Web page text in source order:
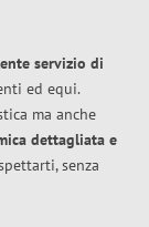
servizio di
ed equi.
ma anche
dettagliata e
senza